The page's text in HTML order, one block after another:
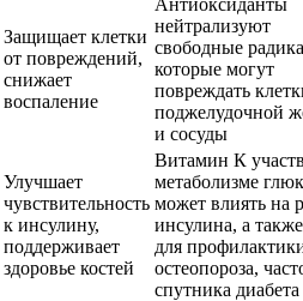
Защищает клетки
от повреждений,
снижает
воспаление
нейтрализуют
свободные
которые могут
повреждать
поджелудочной
и сосуды
Улучшает
чувствительность
к инсулину,
поддерживает
здоровье костей
Витамин К
метаболизме
может влиять на
инсулина, а
для
остеопороза,
спутника диабета